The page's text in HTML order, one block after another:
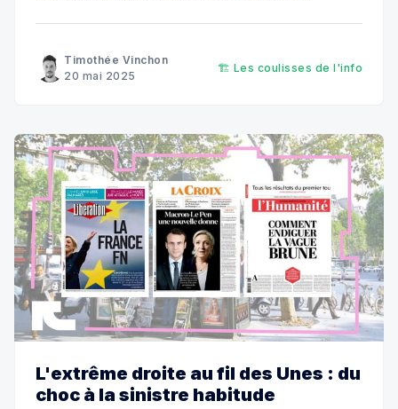
Timothée Vinchon
20 mai 2025
🏗️ Les coulisses de l'info
L'extrême droite au fil des Unes : du
choc à la sinistre habitude